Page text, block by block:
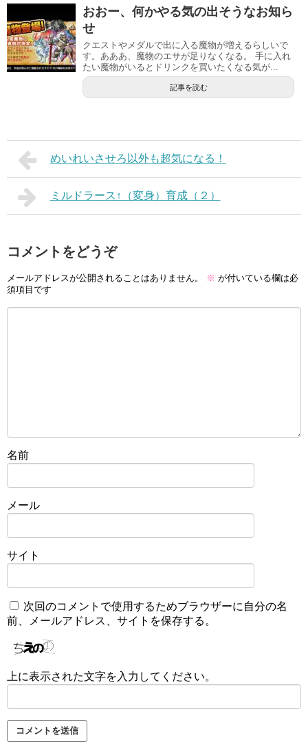
おおー、何かやる気の出そうなお知ら
せ
クエストやメダルで出に入る魔物が増えるらしいで
す。あああ、魔物のエサが足りなくなる。 手に入れ
たい魔物がいるとドリンクを買いたくなる気が...
記事を読む
めいれいさせろ以外も超気になる！
ミルドラース↑（変身）育成（２）
コメントをどうぞ
メールアドレスが公開されることはありません。 ※ が付いている欄は必
須項目です
名前
メール
サイト
次回のコメントで使用するためブラウザーに自分の名
前、メールアドレス、サイトを保存する。
上に表示された文字を入力してください。